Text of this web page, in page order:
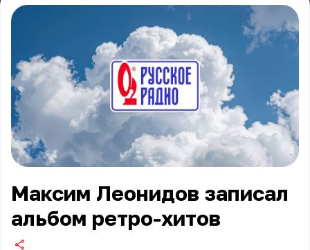
Максим Леонидов записал
альбом ретро-хитов